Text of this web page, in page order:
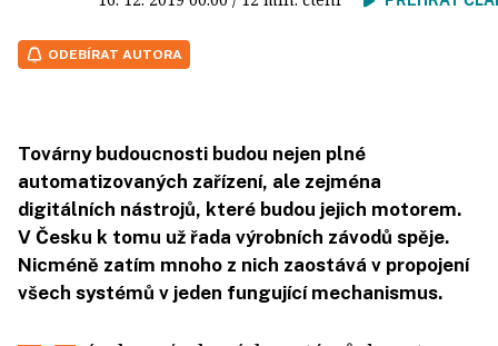
ODEBÍRAT AUTORA
Továrny budoucnosti budou nejen plné
automatizovaných zařízení, ale zejména
digitálních nástrojů, které budou jejich motorem.
V Česku k tomu už řada výrobních závodů spěje.
Nicméně zatím mnoho z nich zaostává v propojení
všech systémů v jeden fungující mechanismus.